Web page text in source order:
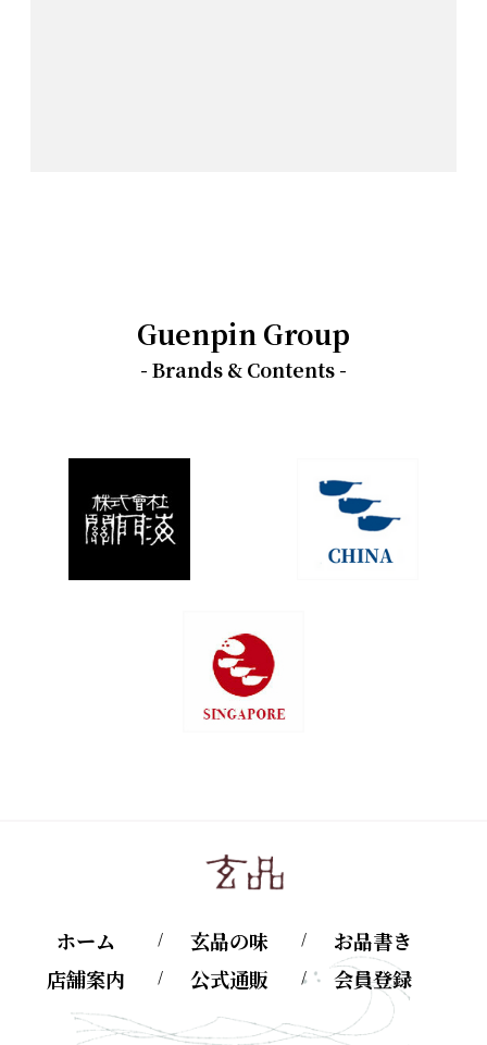
Guenpin Group
- Brands & Contents -
ホーム 玄品の味
お品書き
店舗案内
公式通販 会員登録